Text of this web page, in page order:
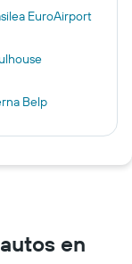
EuroAirport
Belp
en